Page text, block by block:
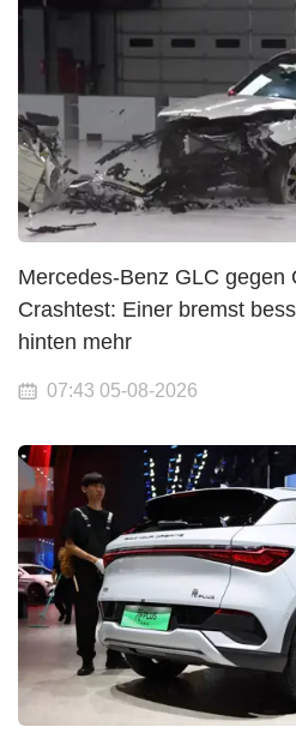
Mercedes-Benz GLC gegen
Crashtest: Einer bremst
hinten mehr
07:43 05-08-2026